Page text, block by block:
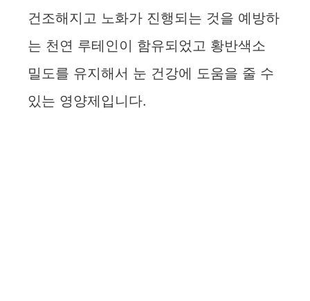
건조해지고 노화가 진행되는 것을 예방하
는 천연 루테인이 함유되었고 황반색소
밀도를 유지해서 눈 건강에 도움을 줄 수
있는 영양제입니다.